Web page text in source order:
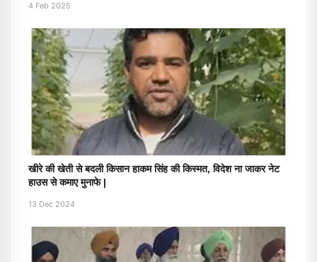
4 Feb 2025
खीरे की खेती से बदली किसान हाकम सिंह की किस्मत, विदेश ना जाकर नेट
हाउस से कमाए मुनाफे |
13 Dec 2024